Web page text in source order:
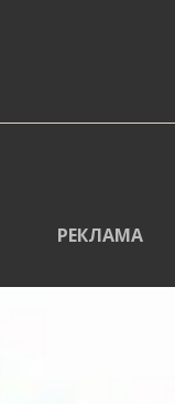
РЕКЛАМА